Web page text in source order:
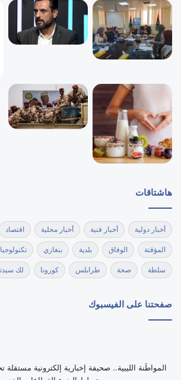
هاشتاقات
أخبار دولية أخبار فنية أخبار محلية اقتصاد
المؤقتة الوفاق بلدية بنغازي تكنولوجيا
سلطة صحة طرابلس كورونا لك
صفحتنا على الفيسبوك
‏المواطَنة الليبية.. صحيفة إخبارية إلكترونية